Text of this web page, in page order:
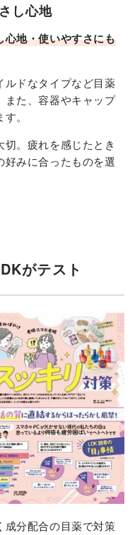
し心地
心地・使いやすさにも
ルドなタイプなど目薬
また、容器やキャップ
。
。疲れを感じたとき
みに合ったものを選
がテスト
成分配合の目薬で対策